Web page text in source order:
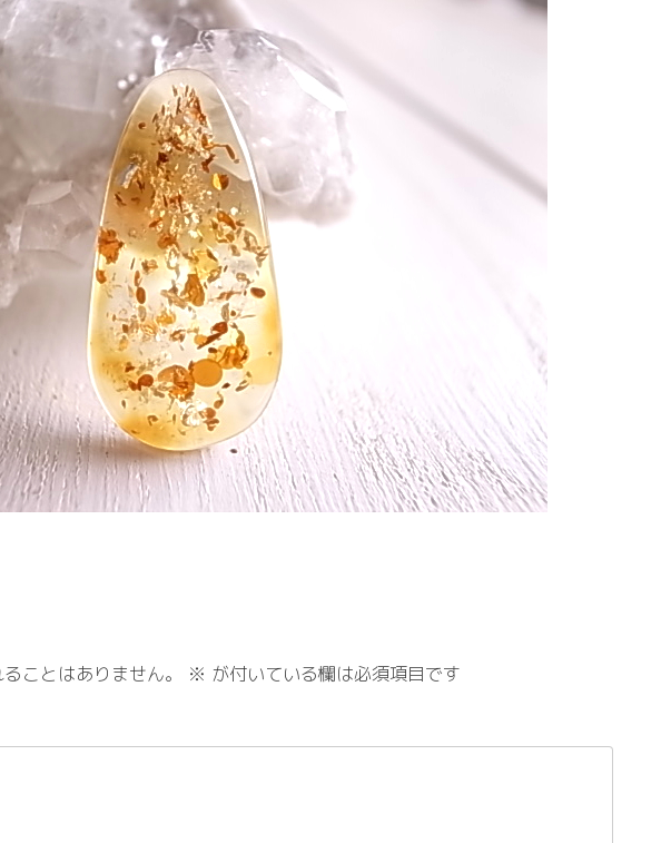
ことはありません。 ※ が付いている欄は必須項目です